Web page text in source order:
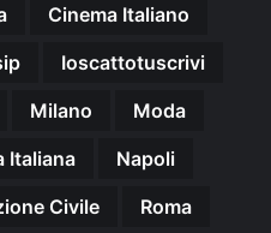
Cinema Italiano
Ioscattotuscrivi
Milano
Moda
Italiana
Napoli
Civile
Roma